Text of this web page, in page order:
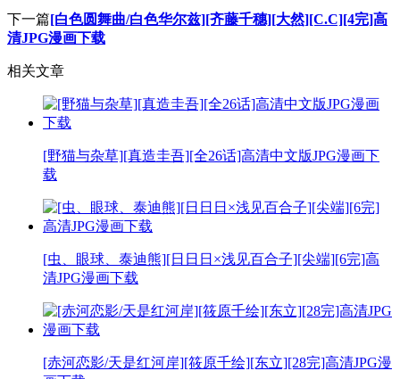
下一篇[白色圆舞曲/白色华尔兹][齐藤千穗][大然][C.C][4完]高
清JPG漫画下载
相关文章
[野猫与杂草][真造圭吾][全26话]高清中文版JPG漫画下
载
[虫、眼球、泰迪熊][日日日×浅见百合子][尖端][6完]高
清JPG漫画下载
[赤河恋影/天是红河岸][筱原千绘][东立][28完]高清JPG漫